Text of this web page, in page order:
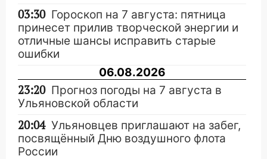
03:30 Гороскоп на 7 августа: пятница
принесет прилив творческой энергии и
отличные шансы исправить старые
ошибки
06.08.2026
23:20 Прогноз погоды на 7 августа в
Ульяновской области
20:04 Ульяновцев приглашают на забег,
посвящённый Дню воздушного флота
России